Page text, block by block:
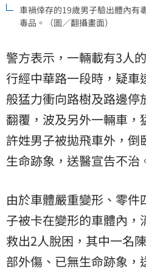
車禍倖存的19歲男子驗出體內有
毒品。（圖／翻攝畫面）
警方表示，一輛載有3人
行經中華路一段時，疑車
般猛力衝向路樹及路邊停
翻覆，波及另外一輛車，
許姓男子被拋飛車外，倒
生命跡象，送醫宣告不治
由於車體嚴重變形、零件
子被卡在變形的車體內，
救出2人脫困，其中一名
部外傷、已無生命跡象，